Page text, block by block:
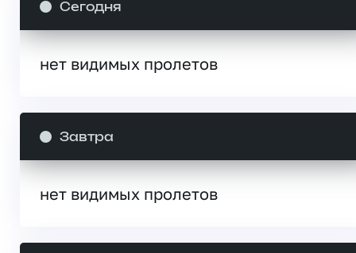
Сегодня
нет видимых пролетов
Завтра
нет видимых пролетов